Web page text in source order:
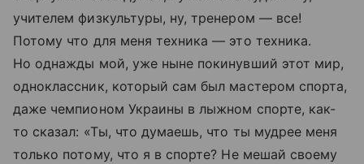
учителем физкультуры, ну, тренером — все!
Потому что для меня техника — это техника.
Но однажды мой, уже ныне покинувший этот мир,
одноклассник, который сам был мастером спорта,
даже чемпионом Украины в лыжном спорте, как-
то сказал: «Ты, что думаешь, что ты мудрее меня
только потому, что я в спорте? Не мешай своему